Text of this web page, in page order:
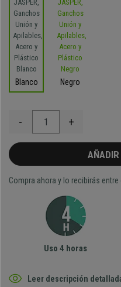
Blanco Negro
- +
Compra ahora y lo recibirás entre
Uso 4 horas
Leer descripción